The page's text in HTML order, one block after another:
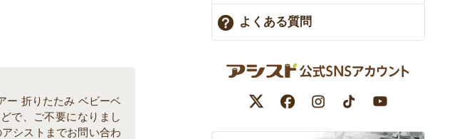
ー 折りたたみ ベビーベ
で、ご不要になりまし
シストまでお問い合わ
よくある質問